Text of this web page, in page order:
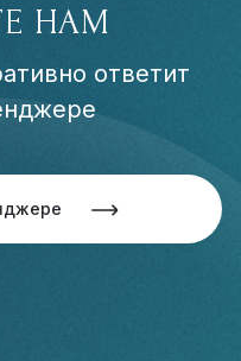
НАМ
ответит